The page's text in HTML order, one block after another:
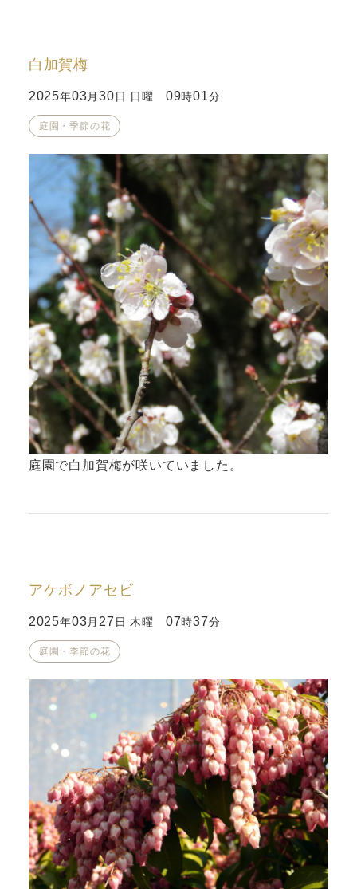
白加賀梅
2025年03 月30 日 日曜 09時01分
庭園・季節の花
庭園で白加賀梅が咲いていました。
アケボノアセビ
2025年03月27 日 木曜 07時37分
庭園・季節の花